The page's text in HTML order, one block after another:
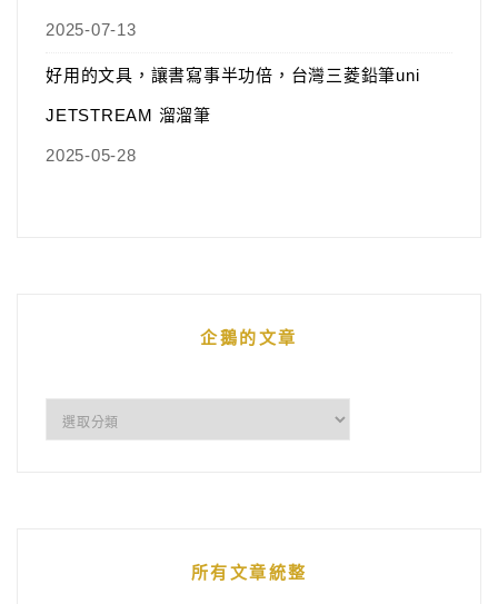
2025-07-13
好用的文具，讓書寫事半功倍，台灣三菱鉛筆uni
JETSTREAM 溜溜筆
2025-05-28
企鵝的文章
所有文章統整